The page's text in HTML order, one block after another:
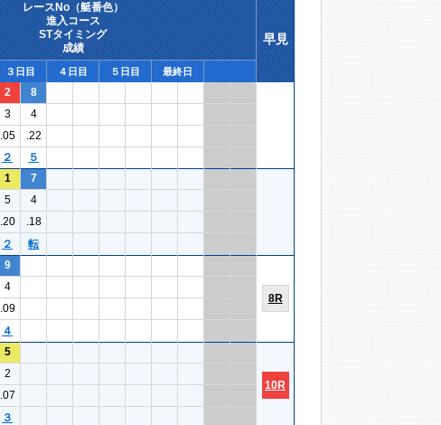
レースNo（艇番色）
進入コース
STタイミング
成績
早見
３日目 ４日目 ５日目 最終日
2
8
3
4
.05
.22
２ ５
1
7
5
4
.20
.18
２ 転
9
8R
4
.09
４
5
10R
2
.07
３